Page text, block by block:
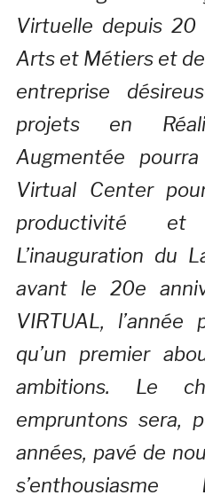
Virtuelle depuis 20
Arts et Métiers et
entreprise
projets en
Augmentée
Virtual Center
productivité
L’inauguration du
avant le 20e
VIRTUAL,
qu’un premier
ambitions. Le
empruntons sera,
années, pavé de
s’enthousiasme